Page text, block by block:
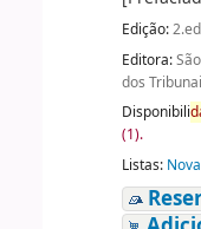
Edição:
Editora:
dos
Disponibili
(1).
Listas: